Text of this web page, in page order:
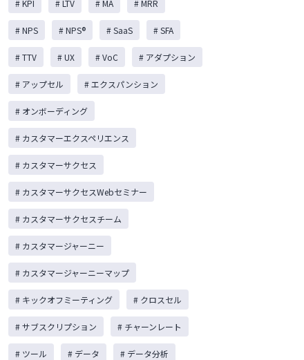
# KPI # LTV # MA # MRR
# NPS # NPS®️ # SaaS # SFA
# TTV # UX # VoC # アダプション
# アップセル # エクスパンション
# オンボーディング
# カスタマーエクスペリエンス
# カスタマーサクセス
# カスタマーサクセスWebセミナー
# カスタマーサクセスチーム
# カスタマージャーニー
# カスタマージャーニーマップ
# キックオフミーティング # クロスセル
# サブスクリプション # チャーンレート
# ツール # データ # データ分析